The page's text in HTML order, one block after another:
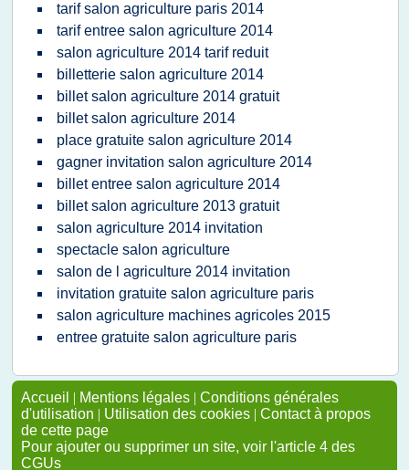
tarif salon agriculture paris 2014
tarif entree salon agriculture 2014
salon agriculture 2014 tarif reduit
billetterie salon agriculture 2014
billet salon agriculture 2014 gratuit
billet salon agriculture 2014
place gratuite salon agriculture 2014
gagner invitation salon agriculture 2014
billet entree salon agriculture 2014
billet salon agriculture 2013 gratuit
salon agriculture 2014 invitation
spectacle salon agriculture
salon de l agriculture 2014 invitation
invitation gratuite salon agriculture paris
salon agriculture machines agricoles 2015
entree gratuite salon agriculture paris
Accueil | Mentions légales | Conditions générales
d'utilisation | Utilisation des cookies | Contact à propos
de cette page
Pour ajouter ou supprimer un site, voir l'article 4 des
CGUs